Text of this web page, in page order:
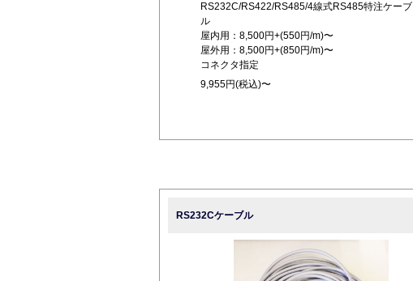
RS232C/RS422/RS485/4線式RS485特注ケーブ
ル
屋内用：8,500円+(550円/m)〜
屋外用：8,500円+(850円/m)〜
コネクタ指定
9,955円(税込)〜
RS232Cケーブル